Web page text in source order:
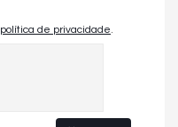
política de privacidade